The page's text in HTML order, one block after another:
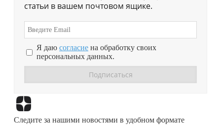
статьи в вашем почтовом ящике.
Я даю согласие на обработку своих
персональных данных.
Следите за нашими новостями в удобном формате